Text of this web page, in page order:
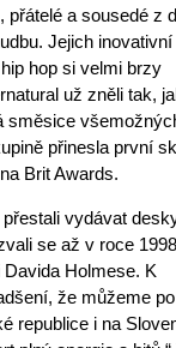
přátelé a sousedé z
Jejich
hop si velmi brzy
už zněli tak,
směsice
přinesla první
Brit Awards.
vydávat
se až v roce
Holmese. K
že můžeme
republice i na